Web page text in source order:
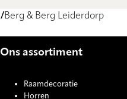
Berg & Berg Leiderdorp
Ons assortiment
Raamdecoratie
Horren